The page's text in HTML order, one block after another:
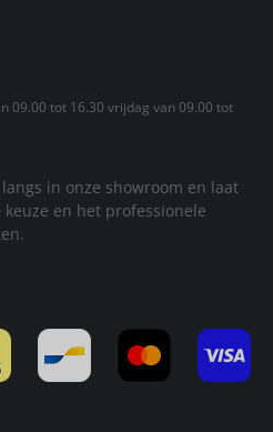
09.00 tot 16.30 vrijdag van 09.00 tot
in onze showroom en laat
en het professionele